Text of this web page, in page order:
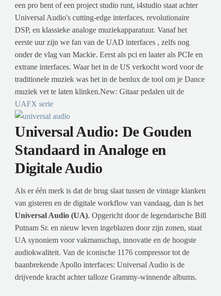
een pro bent of een project studio runt, i4studio staat achter
Universal Audio's cutting-edge interfaces, revolutionaire
DSP, en klassieke analoge muziekapparatuur. Vanaf het
eerste uur zijn we fan van de UAD interfaces , zelfs nog
onder de vlag van Mackie. Eerst als pci en laater als PCIe en
extrane interfaces. Waar het in de US verkocht word voor de
traditionele muziek was het in de benlux de tool om je Dance
muziek vet te laten klinken.New: Gitaar pedalen uit de
UAFX serie
Universal Audio: De Gouden
Standaard in Analoge en
Digitale Audio
Als er één merk is dat de brug slaat tussen de vintage klanken
van gisteren en de digitale workflow van vandaag, dan is het
Universal Audio (UA). Opgericht door de legendarische Bill
Putnam Sr. en nieuw leven ingeblazen door zijn zonen, staat
UA synoniem voor vakmanschap, innovatie en de hoogste
audiokwaliteit. Van de iconische 1176 compressor tot de
baanbrekende Apollo interfaces: Universal Audio is de
drijvende kracht achter talloze Grammy-winnende albums.